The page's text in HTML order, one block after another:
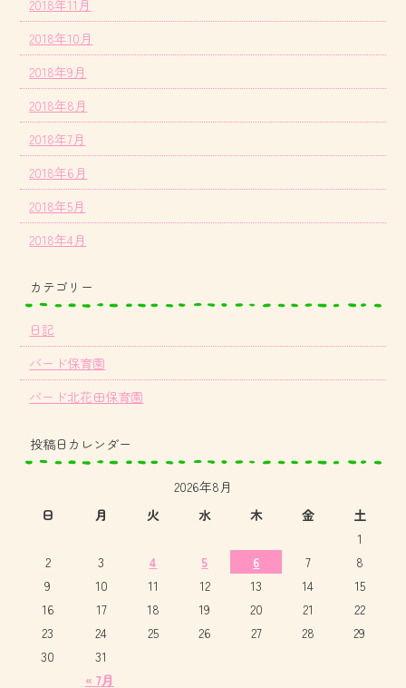
2018年11月
2018年10月
2018年9月
2018年8月
2018年7月
2018年6月
2018年5月
2018年4月
カテゴリー
日記
バード保育園
バード北花田保育園
投稿日カレンダー
2026年8月
日
月 火 水 木 金 土
« 7月
1
2
3 4 5 6 7
8
9
10 11 12 13 14
15
16
17 18 19 20 21
22
23
24 25 26 27 28
29
30
31